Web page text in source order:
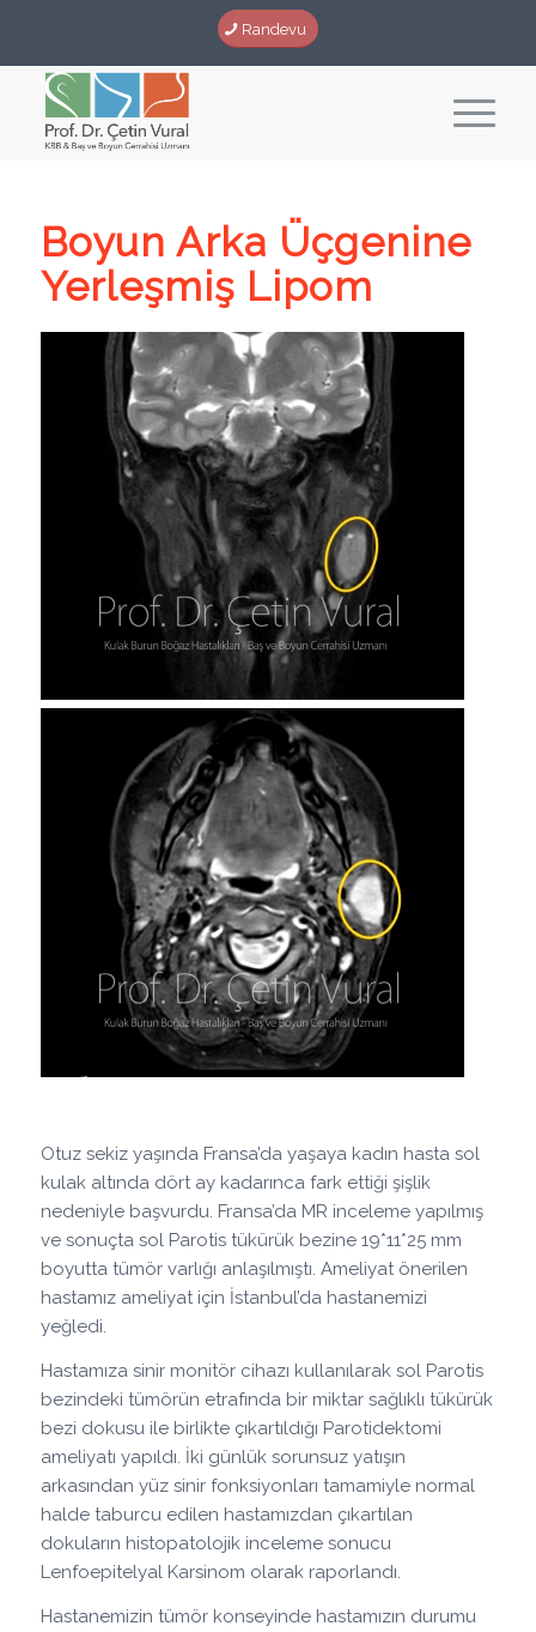
Randevu
Boyun Arka Üçgenine
Yerleşmiş Lipom
Otuz sekiz yaşında Fransa’da yaşaya kadın hasta sol
kulak altında dört ay kadarınca fark ettiği şişlik
nedeniyle başvurdu. Fransa’da MR inceleme yapılmış
ve sonuçta sol Parotis tükürük bezine 19*11*25 mm
boyutta tümör varlığı anlaşılmıştı. Ameliyat önerilen
hastamız ameliyat için İstanbul’da hastanemizi
yeğledi.
Hastamıza sinir monitör cihazı kullanılarak sol Parotis
bezindeki tümörün etrafında bir miktar sağlıklı tükürük
bezi dokusu ile birlikte çıkartıldığı Parotidektomi
ameliyatı yapıldı. İki günlük sorunsuz yatışın
arkasından yüz sinir fonksiyonları tamamiyle normal
halde taburcu edilen hastamızdan çıkartılan
dokuların histopatolojik inceleme sonucu
Lenfoepitelyal Karsinom olarak raporlandı.
Hastanemizin tümör konseyinde hastamızın durumu